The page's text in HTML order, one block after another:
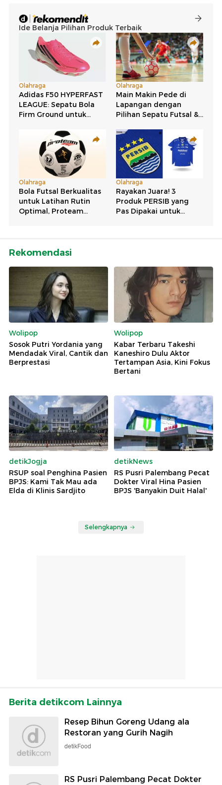
Rekomendasi
Wolipop
Sosok Putri Yordania yang
Mendadak Viral, Cantik dan
Berprestasi
Wolipop
Kabar Terbaru Takeshi
Kaneshiro Dulu Aktor
Tertampan Asia, Kini Fokus
Bertani
detikJogja
RSUP soal Penghina Pasien
BPJS: Kami Tak Mau ada
Elda di Klinis Sardjito
detikNews
RS Pusri Palembang Pecat
Dokter Viral Hina Pasien
BPJS 'Banyakin Duit Halal'
Selengkapnya
Berita detikcom Lainnya
Resep Bihun Goreng Udang ala
Restoran yang Gurih Nagih
detikFood
RS Pusri Palembang Pecat Dokter